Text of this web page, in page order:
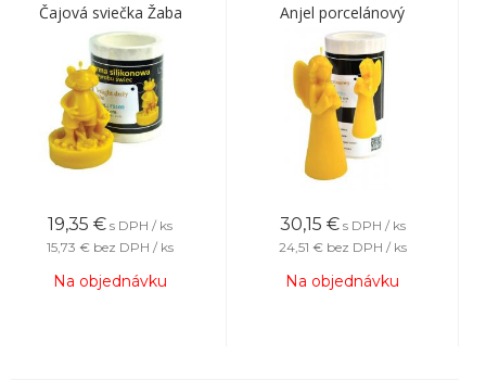
Čajová sviečka Žaba
19,35 € s DPH / ks
15,73 € bez DPH / ks
Na objednávku
Anjel porcelánový
30,15 € s DPH / ks
24,51 € bez DPH / ks
Na objednávku